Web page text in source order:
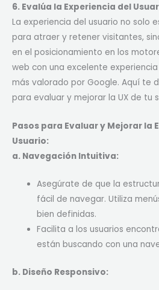
6. Evalúa la Experiencia del
La experiencia del usuario no solo
para atraer y retener visitantes,
en el posicionamiento en los
web con una excelente
más valorado por Google. Aquí te
para evaluar y mejorar la UX de tu
Pasos para Evaluar y Mejorar la
Usuario:
a. Navegación Intuitiva:
Asegúrate de que la
fácil de navegar. Utiliza
bien definidas.
Facilita a los usuarios
están buscando con una
b. Diseño Responsivo: